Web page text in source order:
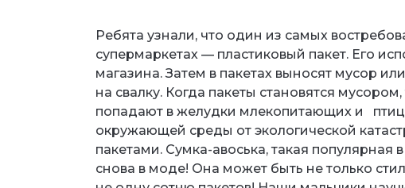
Ребята узнали, что один из самых
супермаркетах — пластиковый пакет. Его
магазина. Затем в пакетах выносят мусор
на свалку. Когда пакеты становятся
попадают в желудки млекопитающих и
окружающей среды от экологической
пакетами. Сумка-авоська, такая
снова в моде! Она может быть не только